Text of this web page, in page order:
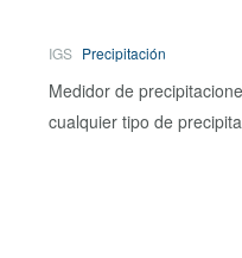
IGS Precipitación
Medidor de
cualquier tipo de